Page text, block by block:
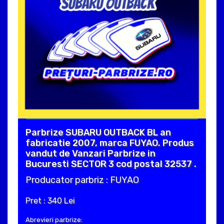
Parbrize SUBARU OUTBACK BL an
fabricatie 2007, marca FUYAO. Produs
vandut de Vanzari Parbrize in
Bucuresti SECTOR 3 cod postal 32537 .
Producator parbriz : FUYAO
Pret : 340 Lei
Abrevieri parbrize: